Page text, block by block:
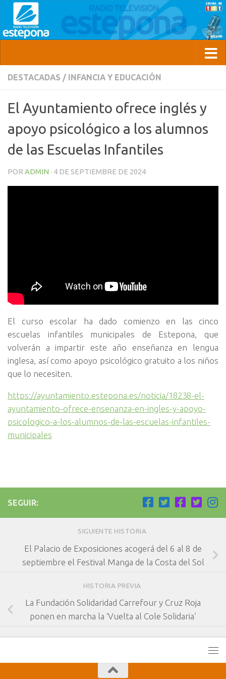
DESTACADAS / INFANCIA Y EDUCACIÓN
El Ayuntamiento ofrece inglés y
apoyo psicológico a los alumnos
de las Escuelas Infantiles
POR ADMIN · 4 DE SEPTIEMBRE DE 2024
El curso escolar ha dado comienzo en las cinco
escuelas infantiles municipales de Estepona, que
volverán a impartir este año enseñanza en lengua
inglesa, así como apoyo psicológico gratuito a los niños
que lo necesiten.
https://ayuntamiento.estepona.es/noticia/18238-el-
ayuntamiento-ofrece-ensenanza-en-ingles-y-apoyo-
psicologico-a-los-alumnos-de-las-escuelas-infantiles-
municipales
SEGUIR:
SIGUIENTE HISTORIA
El Palacio de Exposiciones acogerá del 6 al 8 de
septiembre el Festival Manga de la Costa del Sol
HISTORIA PREVIA
La Fundación Solidaridad Carrefour y Cruz Roja
ponen en marcha la ‘Vuelta al Cole Solidaria’